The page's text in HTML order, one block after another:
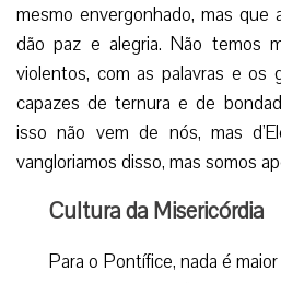
mesmo envergonhado, mas que
dão paz e alegria. Não temos
violentos, com as palavras e os
capazes de ternura e de
isso não vem de nós, mas
vangloriamos disso, mas somos
Cultura da Misericórdia
Para o Pontífice, nada é